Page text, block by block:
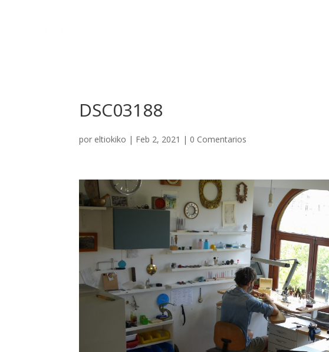
DSC03188
por eltiokiko | Feb 2, 2021 | 0 Comentarios